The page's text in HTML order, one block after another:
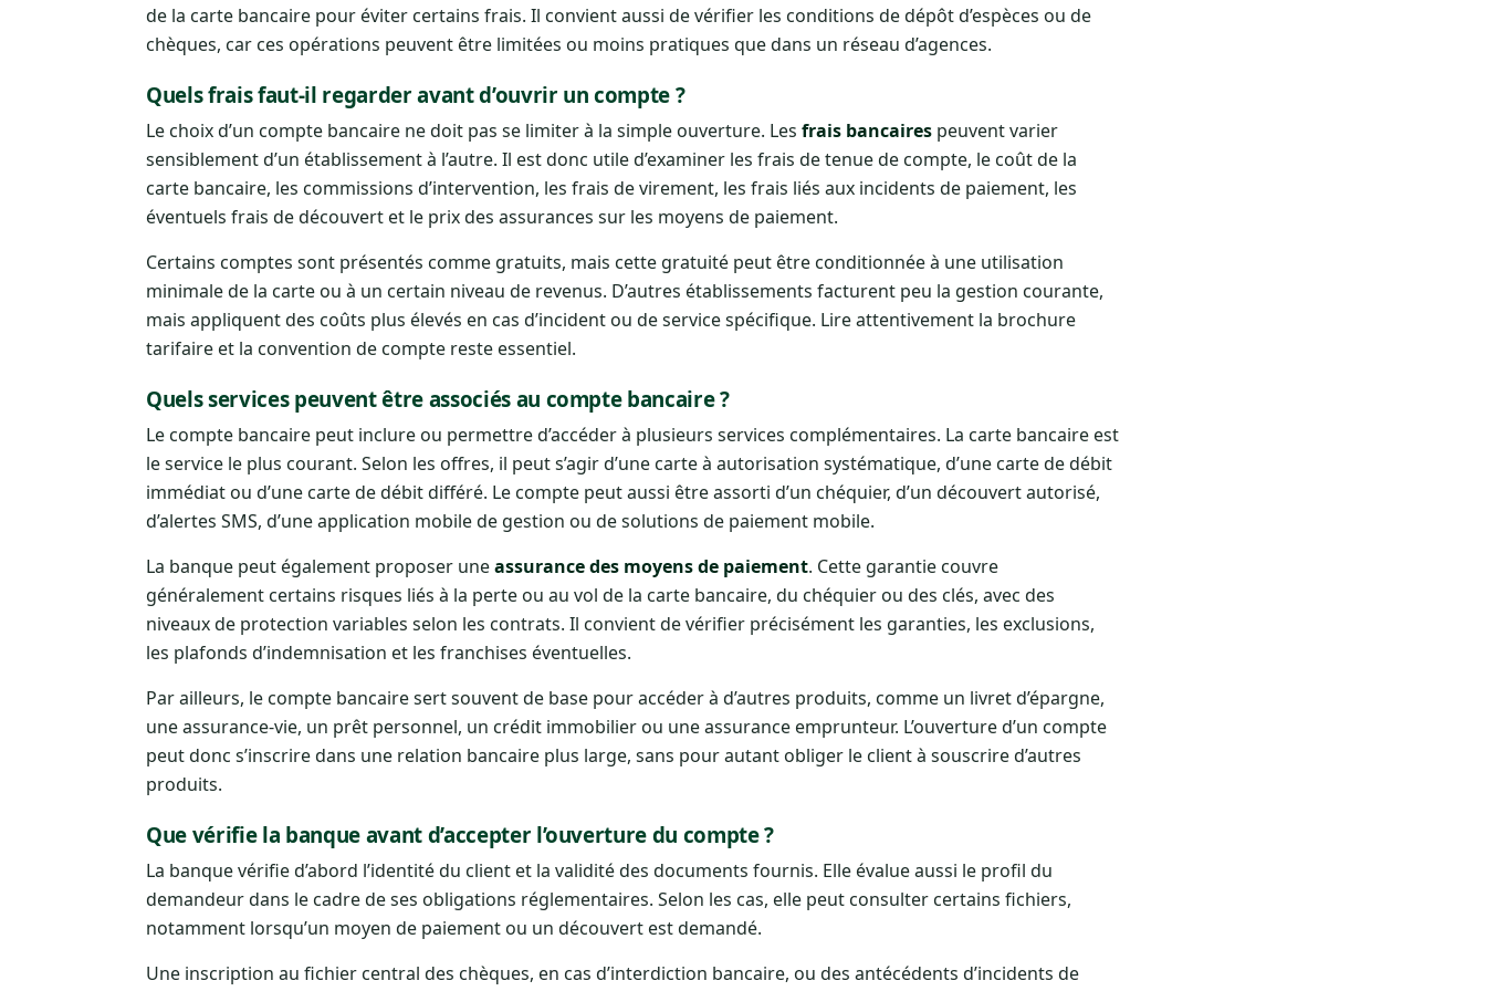
de la carte bancaire pour éviter certains frais. Il convient aussi de vérifier les conditions de dépôt d’espèces ou de
chèques, car ces opérations peuvent être limitées ou moins pratiques que dans un réseau d’agences.
Quels frais faut-il regarder avant d’ouvrir un compte ?
Le choix d’un compte bancaire ne doit pas se limiter à la simple ouverture. Les frais bancaires peuvent varier
sensiblement d’un établissement à l’autre. Il est donc utile d’examiner les frais de tenue de compte, le coût de la
carte bancaire, les commissions d’intervention, les frais de virement, les frais liés aux incidents de paiement, les
éventuels frais de découvert et le prix des assurances sur les moyens de paiement.
Certains comptes sont présentés comme gratuits, mais cette gratuité peut être conditionnée à une utilisation
minimale de la carte ou à un certain niveau de revenus. D’autres établissements facturent peu la gestion courante,
mais appliquent des coûts plus élevés en cas d’incident ou de service spécifique. Lire attentivement la brochure
tarifaire et la convention de compte reste essentiel.
Quels services peuvent être associés au compte bancaire ?
Le compte bancaire peut inclure ou permettre d’accéder à plusieurs services complémentaires. La carte bancaire est
le service le plus courant. Selon les offres, il peut s’agir d’une carte à autorisation systématique, d’une carte de débit
immédiat ou d’une carte de débit différé. Le compte peut aussi être assorti d’un chéquier, d’un découvert autorisé,
d’alertes SMS, d’une application mobile de gestion ou de solutions de paiement mobile.
La banque peut également proposer uneassurance des moyens de paiement. Cette garantie couvre
généralement certains risques liés à la perte ou au vol de la carte bancaire, du chéquier ou des clés, avec des
niveaux de protection variables selon les contrats. Il convient de vérifier précisément les garanties, les exclusions,
les plafonds d’indemnisation et les franchises éventuelles.
Par ailleurs, le compte bancaire sert souvent de base pour accéder à d’autres produits, comme un livret d’épargne,
une assurance-vie, un prêt personnel, un crédit immobilier ou une assurance emprunteur. L’ouverture d’un compte
peut donc s’inscrire dans une relation bancaire plus large, sans pour autant obliger le client à souscrire d’autres
produits.
Que vérifie la banque avant d’accepter l’ouverture du compte ?
La banque vérifie d’abord l’identité du client et la validité des documents fournis. Elle évalue aussi le profil du
demandeur dans le cadre de ses obligations réglementaires. Selon les cas, elle peut consulter certains fichiers,
notamment lorsqu’un moyen de paiement ou un découvert est demandé.
Une inscription au fichier central des chèques, en cas d’interdiction bancaire, ou des antécédents d’incidents de